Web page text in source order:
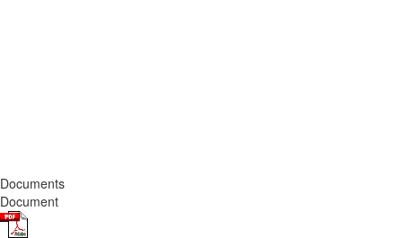
Documents
Document